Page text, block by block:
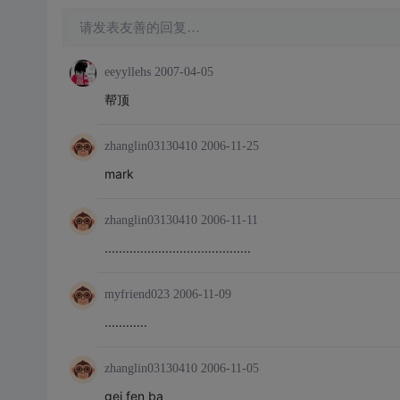
请发表友善的回复…
eeyyllehs 2007-04-05
帮顶
zhanglin03130410 2006-11-25
mark
zhanglin03130410 2006-11-11
.........................................
myfriend023 2006-11-09
............
zhanglin03130410 2006-11-05
gei fen ba